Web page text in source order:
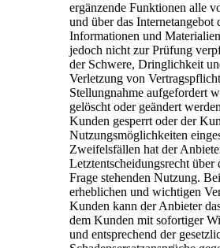
ergänzende Funktionen alle
und über das Internetangebot
Informationen und
jedoch nicht zur Prüfung
der Schwere, Dringlichkeit
Verletzung von
Stellungnahme aufgefordert
gelöscht oder geändert
Kunden gesperrt oder der
Nutzungsmöglichkeiten
Zweifelsfällen hat der
Letztentscheidungsrecht
Frage stehenden Nutzung.
erheblichen und wichtigen
Kunden kann der Anbieter
dem Kunden mit sofortiger
und entsprechend der